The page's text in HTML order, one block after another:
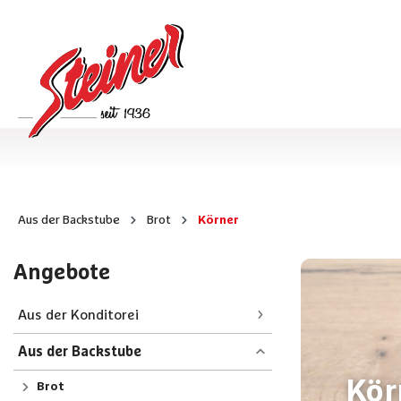
Aus der Backstube Brot Körner
Angebote
Aus der Konditorei
Aus der Backstube
Brot